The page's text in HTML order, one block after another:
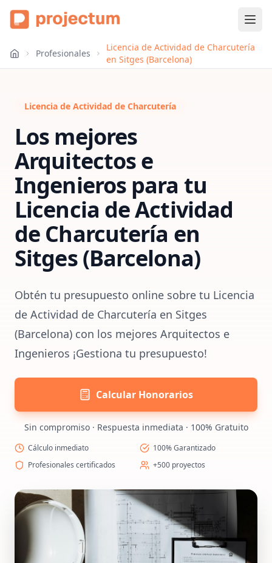
Profesionales
Licencia de Actividad de Charcutería
en Sitges (Barcelona)
Licencia de Actividad de Charcutería
Los mejores
Arquitectos e
Ingenieros para tu
Licencia de Actividad
de Charcutería en
Sitges (Barcelona)
Obtén tu presupuesto online sobre tu Licencia
de Actividad de Charcutería en Sitges
(Barcelona) con los mejores Arquitectos e
Ingenieros ¡Gestiona tu presupuesto!
Calcular Honorarios
Sin compromiso · Respuesta inmediata · 100% Gratuito
Cálculo inmediato
100% Garantizado
Profesionales certificados
+500 proyectos